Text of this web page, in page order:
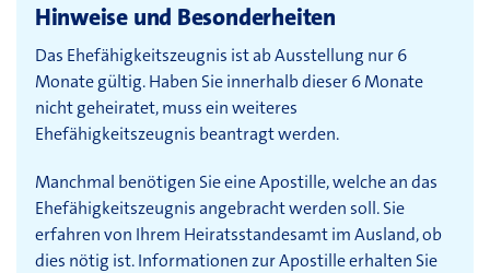
Hinweise und Besonderheiten
Das Ehefähigkeitszeugnis ist ab Ausstellung nur 6
Monate gültig. Haben Sie innerhalb dieser 6 Monate
nicht geheiratet, muss ein weiteres
Ehefähigkeitszeugnis beantragt werden.
Manchmal benötigen Sie eine Apostille, welche an das
Ehefähigkeitszeugnis angebracht werden soll. Sie
erfahren von Ihrem Heiratsstandesamt im Ausland, ob
dies nötig ist. Informationen zur Apostille erhalten Sie